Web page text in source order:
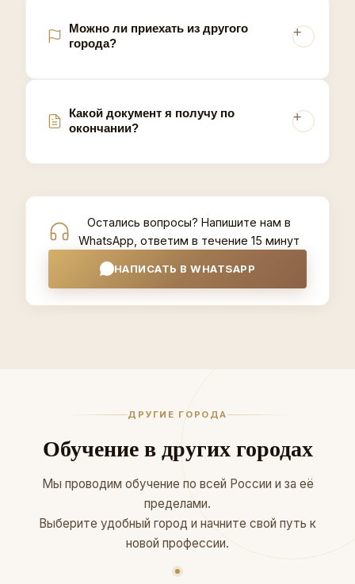
Можно ли приехать из другого
города?
Какой документ я получу по
окончании?
Остались вопросы? Напишите нам в
WhatsApp, ответим в течение 15 минут
НАПИСАТЬ В WHATSAPP
ДРУГИЕ ГОРОДА
Обучение в других городах
Мы проводим обучение по всей России и за её
пределами.
Выберите удобный город и начните свой путь к
новой профессии.